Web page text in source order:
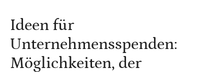
Ideen für
Unternehmensspenden:
Möglichkeiten, der